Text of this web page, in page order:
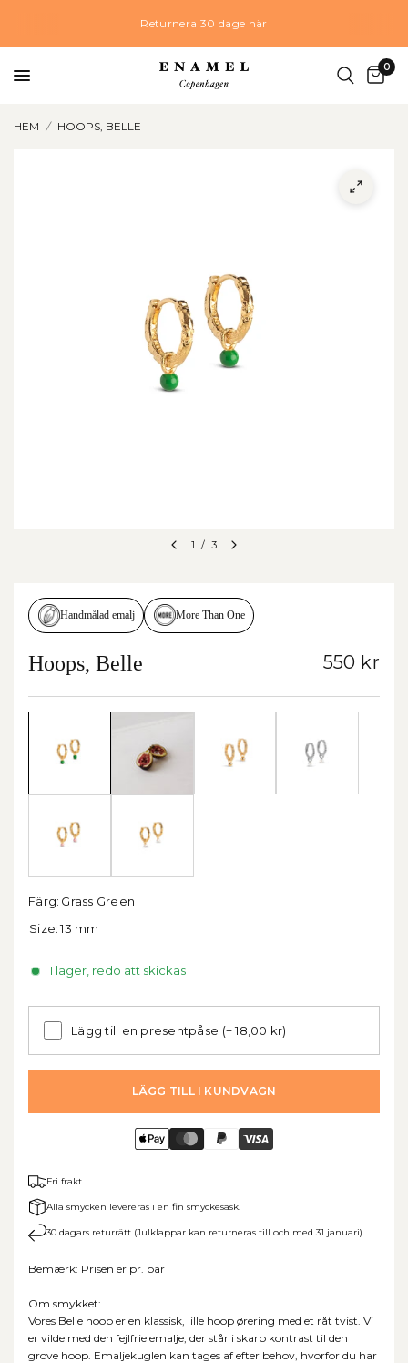
Returnera 30 dage här
0
HEM / HOOPS, BELLE
1 / 3
Handmålad emalj More Than One
Hoops, Belle 550 kr
Färg: Grass Green
Size: 13 mm
I lager, redo att skickas
Lägg till en presentpåse (+ 18,00 kr)
LÄGG TILL I KUNDVAGN
Fri frakt
Alla smycken levereras i en fin smyckesask.
30 dagars returrätt (Julklappar kan returneras till och med 31 januari)
Bemærk: Prisen er pr. par
Om smykket:
Vores Belle hoop er en klassisk, lille hoop ørering med et råt tvist. Vi
er vilde med den fejlfrie emalje, der står i skarp kontrast til den
grove hoop. Emaljekuglen kan tages af efter behov, hvorfor du har